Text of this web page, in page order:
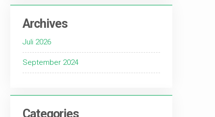
Archives
Juli 2026
September 2024
Categories